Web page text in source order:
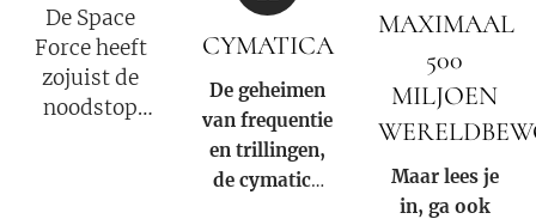
De Space
Force heeft
zojuist de
noodstop
MAXIMAAL
500
MILJOEN
Maar lees je
in, ga ook
CYMATICA
De geheimen
van frequentie
en trillingen,
de cymatica